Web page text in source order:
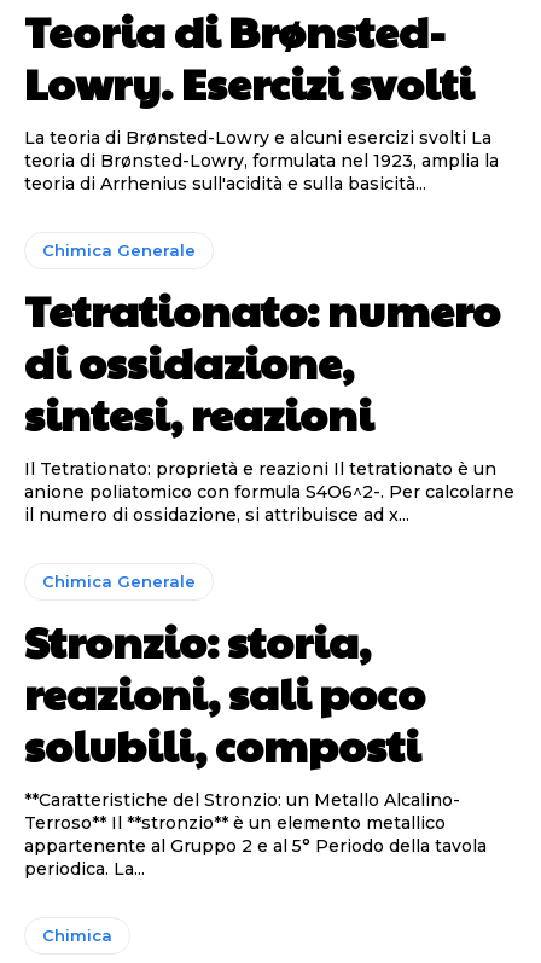
Teoria di Brønsted-
Lowry. Esercizi svolti
La teoria di Brønsted-Lowry e alcuni esercizi svolti La
teoria di Brønsted-Lowry, formulata nel 1923, amplia la
teoria di Arrhenius sull'acidità e sulla basicità...
Chimica Generale
Tetrationato: numero
di ossidazione,
sintesi, reazioni
Il Tetrationato: proprietà e reazioni Il tetrationato è un
anione poliatomico con formula S4O6^2-. Per calcolarne
il numero di ossidazione, si attribuisce ad x...
Chimica Generale
Stronzio: storia,
reazioni, sali poco
solubili, composti
**Caratteristiche del Stronzio: un Metallo Alcalino-
Terroso** Il **stronzio** è un elemento metallico
appartenente al Gruppo 2 e al 5° Periodo della tavola
periodica. La...
Chimica